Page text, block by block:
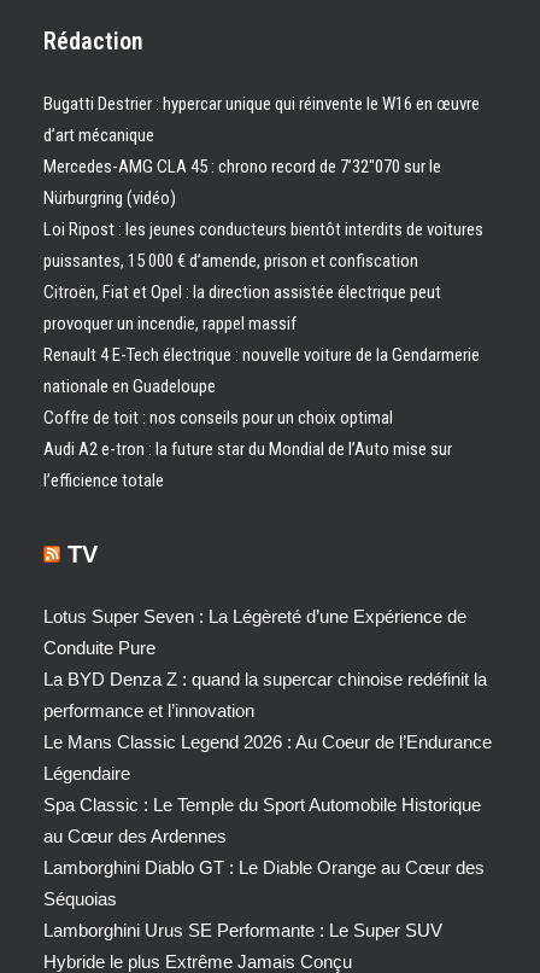
Rédaction
Bugatti Destrier : hypercar unique qui réinvente le W16 en œuvre
d’art mécanique
Mercedes-AMG CLA 45 : chrono record de 7’32″070 sur le
Nürburgring (vidéo)
Loi Ripost : les jeunes conducteurs bientôt interdits de voitures
puissantes, 15 000 € d’amende, prison et confiscation
Citroën, Fiat et Opel : la direction assistée électrique peut
provoquer un incendie, rappel massif
Renault 4 E-Tech électrique : nouvelle voiture de la Gendarmerie
nationale en Guadeloupe
Coffre de toit : nos conseils pour un choix optimal
Audi A2 e-tron : la future star du Mondial de l’Auto mise sur
l’efficience totale
TV
Lotus Super Seven : La Légèreté d’une Expérience de
Conduite Pure
La BYD Denza Z : quand la supercar chinoise redéfinit la
performance et l’innovation
Le Mans Classic Legend 2026 : Au Coeur de l’Endurance
Légendaire
Spa Classic : Le Temple du Sport Automobile Historique
au Cœur des Ardennes
Lamborghini Diablo GT : Le Diable Orange au Cœur des
Séquoias
Lamborghini Urus SE Performante : Le Super SUV
Hybride le plus Extrême Jamais Conçu